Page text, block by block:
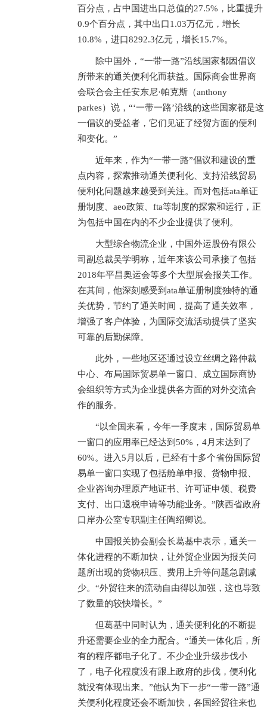
百分点，占中国进出口总值的27.5%，比重提升
0.9个百分点，其中出口1.03万亿元，增长
10.8%，进口8292.3亿元，增长15.7%。
除中国外，“一带一路”沿线国家都因倡议
所带来的通关便利化而获益。国际商会世界商
会联合会主任安东尼·帕克斯（anthony
parkes）说，“‘一带一路’沿线的这些国家都是这
一倡议的受益者，它们见证了经贸方面的便利
和变化。”
近年来，作为“一带一路”倡议和建设的重
点内容，探索推动通关便利化、支持沿线贸易
便利化问题越来越受到关注。而对包括ata单证
册制度、aeo政策、fta等制度的探索和运行，正
为包括中国在内的不少企业提供了便利。
大型综合物流企业，中国外运股份有限公
司副总裁吴学明称，近年来该公司承接了包括
2018年平昌奥运会等多个大型展会报关工作。
在其间，他深刻感受到ata单证册制度独特的通
关优势，节约了通关时间，提高了通关效率，
增强了客户体验，为国际交流活动提供了坚实
可靠的后勤保障。
此外，一些地区还通过设立丝绸之路仲裁
中心、布局国际贸易单一窗口、成立国际商协
会组织等方式为企业提供各方面的对外交流合
作的服务。
“以全国来看，今年一季度末，国际贸易单
一窗口的应用率已经达到50%，4月末达到了
60%。进入5月以后，已经有十多个省份国际贸
易单一窗口实现了包括舱单申报、货物申报、
企业咨询办理原产地证书、许可证申领、税费
支付、出口退税申请等功能业务。”陕西省政府
口岸办公室专职副主任陶绍卿说。
中国报关协会副会长葛基中表示，通关一
体化进程的不断加快，让外贸企业因为报关问
题所出现的货物积压、费用上升等问题急剧减
少。“外贸往来的流动自由得以加强，这也导致
了数量的较快增长。”
但葛基中同时认为，通关便利化的不断提
升还需要企业的全力配合。“通关一体化后，所
有的程序都电子化了。不少企业升级步伐小
了，电子化程度没有跟上政府的步伐，便利化
就没有体现出来。”他认为下一步“一带一路”通
关便利化程度还会不断加快，各国经贸往来也